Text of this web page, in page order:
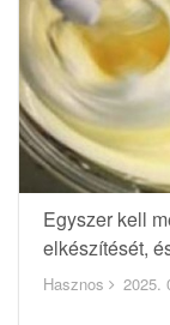
Egyszer kell
elkészítését,
Hasznos 2025.